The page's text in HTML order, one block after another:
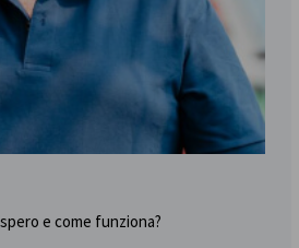
e come funziona?